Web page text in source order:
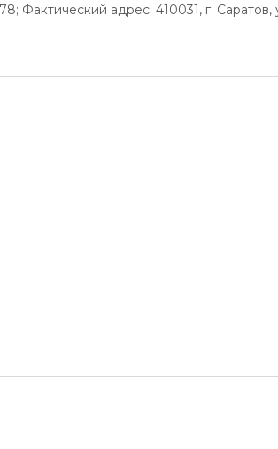
Фактический адрес: 410031, г. Саратов,